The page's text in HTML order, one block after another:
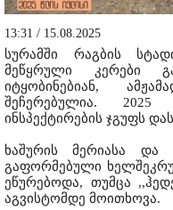
13:31 / 15.08.2025
სურამში რაგბის
მეწყრული კერები
იტყობინებიან,
შეჩერებულია.
ინსპექტირების ჯგუფს
ხაშურის მერიასა და
გაფორმებული
ეწურებოდა, თუმცა
აგვისტომდე მოითხოვა.